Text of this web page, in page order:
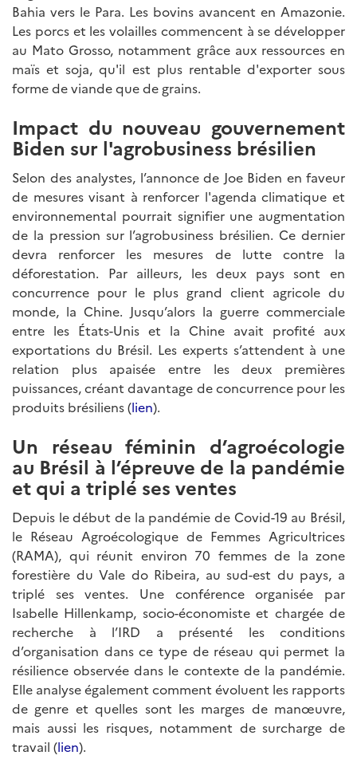
Bahia vers le Para. Les bovins avancent en Amazonie.
Les porcs et les volailles commencent à se développer
au Mato Grosso, notamment grâce aux ressources en
maïs et soja, qu'il est plus rentable d'exporter sous
forme de viande que de grains.
Impact du nouveau gouvernement
Biden sur l'agrobusiness brésilien
Selon des analystes, l’annonce de Joe Biden en faveur
de mesures visant à renforcer l'agenda climatique et
environnemental pourrait signifier une augmentation
de la pression sur l’agrobusiness brésilien. Ce dernier
devra renforcer les mesures de lutte contre la
déforestation. Par ailleurs, les deux pays sont en
concurrence pour le plus grand client agricole du
monde, la Chine. Jusqu’alors la guerre commerciale
entre les États-Unis et la Chine avait profité aux
exportations du Brésil. Les experts s’attendent à une
relation plus apaisée entre les deux premières
puissances, créant davantage de concurrence pour les
produits brésiliens (lien).
Un réseau féminin d’agroécologie
au Brésil à l’épreuve de la pandémie
et qui a triplé ses ventes
Depuis le début de la pandémie de Covid-19 au Brésil,
le Réseau Agroécologique de Femmes Agricultrices
(RAMA), qui réunit environ 70 femmes de la zone
forestière du Vale do Ribeira, au sud-est du pays, a
triplé ses ventes. Une conférence organisée par
Isabelle Hillenkamp, socio-économiste et chargée de
recherche à l’IRD a présenté les conditions
d’organisation dans ce type de réseau qui permet la
résilience observée dans le contexte de la pandémie.
Elle analyse également comment évoluent les rapports
de genre et quelles sont les marges de manœuvre,
mais aussi les risques, notamment de surcharge de
travail (lien).